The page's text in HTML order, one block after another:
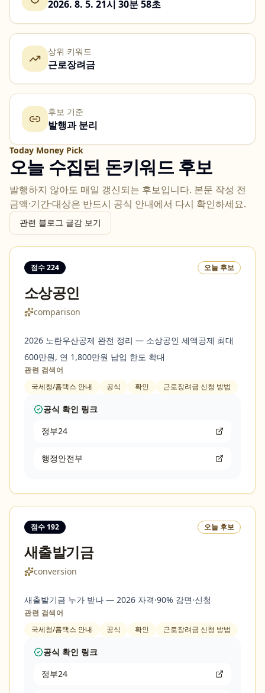
2026. 8. 5. 21시 30분 58초
상위 키워드
근로장려금
후보 기준
발행과 분리
Today Money Pick
오늘 수집된 돈키워드 후보
발행하지 않아도 매일 갱신되는 후보입니다. 본문 작성 전
금액·기간·대상은 반드시 공식 안내에서 다시 확인하세요.
관련 블로그 글감 보기
점수224 오늘 후보
소상공인
comparison
2026 노란우산공제 완전 정리 — 소상공인 세액공제 최대
600만원, 연 1,800만원 납입 한도 확대
관련 검색어
국세청/홈택스 안내
공식 확인 근로장려금 신청 방법
공식 확인 링크
정부24
행정안전부
점수 192 오늘 후보
새출발기금
conversion
새출발기금 누가 받나 — 2026 자격·90% 감면·신청
관련 검색어
국세청/홈택스 안내
공식 확인 근로장려금 신청 방법
공식 확인 링크
정부24